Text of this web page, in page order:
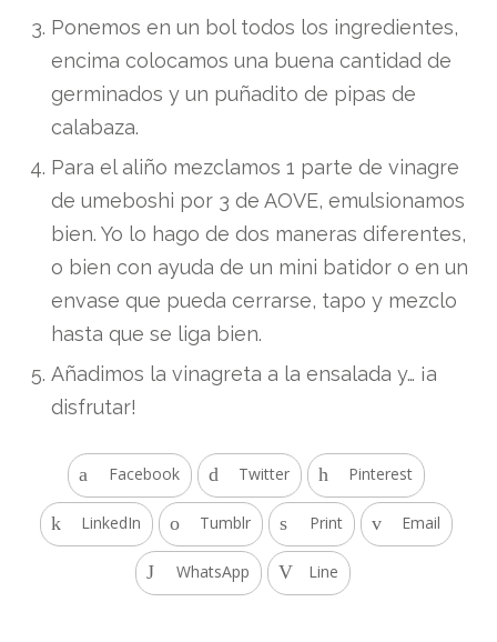
Ponemos en un bol todos los ingredientes,
encima colocamos una buena cantidad de
germinados y un puñadito de pipas de
calabaza.
Para el aliño mezclamos 1 parte de vinagre
de umeboshi por 3 de AOVE, emulsionamos
bien. Yo lo hago de dos maneras diferentes,
o bien con ayuda de un mini batidor o en un
envase que pueda cerrarse, tapo y mezclo
hasta que se liga bien.
Añadimos la vinagreta a la ensalada y… ¡a
disfrutar!
Facebook Twitter Pinterest
LinkedIn Tumblr Print Email
WhatsApp Line